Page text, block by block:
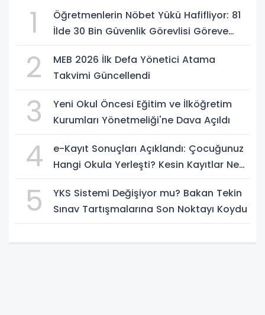
1
Öğretmenlerin Nöbet Yükü Hafifliyor: 81
İlde 30 Bin Güvenlik Görevlisi Göreve
2
MEB 2026 İlk Defa Yönetici Atama
Takvimi Güncellendi
3
Yeni Okul Öncesi Eğitim ve İlköğretim
Kurumları Yönetmeliği'ne Dava Açıldı
4
e-Kayıt Sonuçları Açıklandı: Çocuğunuz
Hangi Okula Yerleşti? Kesin Kayıtlar Ne
5
YKS Sistemi Değişiyor mu? Bakan Tekin
Sınav Tartışmalarına Son Noktayı Koydu